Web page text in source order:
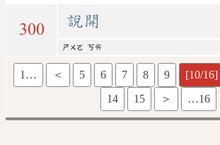
300 說開
ㄕㄨㄛ ㄎㄞ
1… ＜ 5 6 7 8 9 [10/16]
14
15 ＞ …16